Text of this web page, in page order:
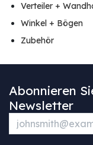
Verteiler +
Winkel + Bögen
Zubehör
Abonnieren
Newsletter